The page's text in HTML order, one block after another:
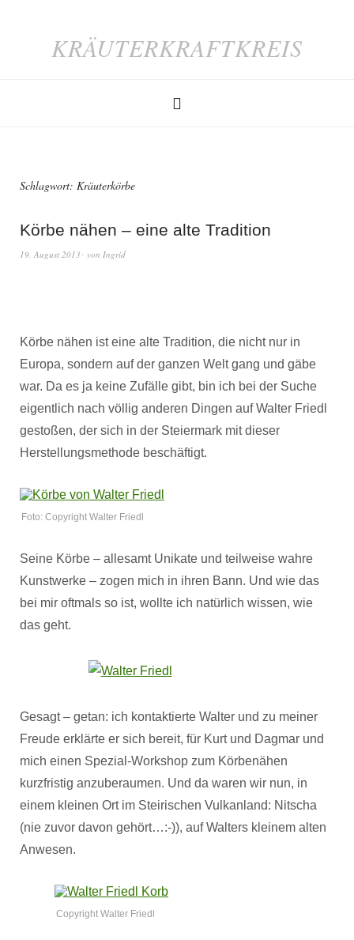
KRÄUTERKRAFTKREIS
Schlagwort: Kräuterkörbe
Körbe nähen – eine alte Tradition
19. August 2013 von Ingrid
Körbe nähen ist eine alte Tradition, die nicht nur in
Europa, sondern auf der ganzen Welt gang und gäbe
war. Da es ja keine Zufälle gibt, bin ich bei der Suche
eigentlich nach völlig anderen Dingen auf Walter Friedl
gestoßen, der sich in der Steiermark mit dieser
Herstellungsmethode beschäftigt.
Foto: Copyright Walter Friedl
Seine Körbe – allesamt Unikate und teilweise wahre
Kunstwerke – zogen mich in ihren Bann. Und wie das
bei mir oftmals so ist, wollte ich natürlich wissen, wie
das geht.
Gesagt – getan: ich kontaktierte Walter und zu meiner
Freude erklärte er sich bereit, für Kurt und Dagmar und
mich einen Spezial-Workshop zum Körbenähen
kurzfristig anzuberaumen. Und da waren wir nun, in
einem kleinen Ort im Steirischen Vulkanland: Nitscha
(nie zuvor davon gehört…:-)), auf Walters kleinem alten
Anwesen.
Copyright Walter Friedl